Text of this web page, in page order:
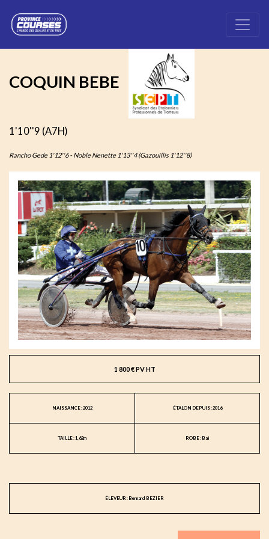
COQUIN BEBE
1'10''9 (A7H)
Rancho Gede 1'12''6 - Noble Nenette 1'13''4 (Gazouillis 1'12''8)
1 800 € PV HT
NAISSANCE : 2012 ÉTALON DEPUIS : 2016
TAILLE : 1,62m ROBE : Bai
ÉLEVEUR : Bernard BEZIER